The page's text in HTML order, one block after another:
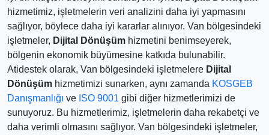
hizmetimiz, işletmelerin veri analizini daha iyi yapmasını
sağlıyor, böylece daha iyi kararlar alınıyor. Van bölgesindeki
işletmeler, Dijital Dönüşüm hizmetini benimseyerek,
bölgenin ekonomik büyümesine katkıda bulunabilir.
Atidestek olarak, Van bölgesindeki işletmelere Dijital
Dönüşüm hizmetimizi sunarken, aynı zamanda KOSGEB
Danışmanlığı ve ISO 9001 gibi diğer hizmetlerimizi de
sunuyoruz. Bu hizmetlerimiz, işletmelerin daha rekabetçi ve
daha verimli olmasını sağlıyor. Van bölgesindeki işletmeler,